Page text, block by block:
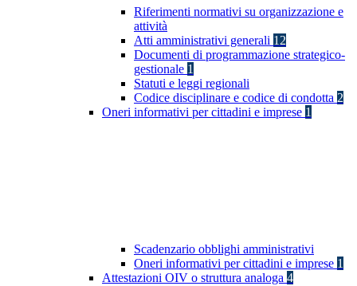
Riferimenti normativi su organizzazione e
attività
Atti amministrativi generali 12
Documenti di programmazione strategico-
gestionale 1
Statuti e leggi regionali
Codice disciplinare e codice di condotta 2
Oneri informativi per cittadini e imprese 1
Scadenzario obblighi amministrativi
Oneri informativi per cittadini e imprese 1
Attestazioni OIV o struttura analoga 4